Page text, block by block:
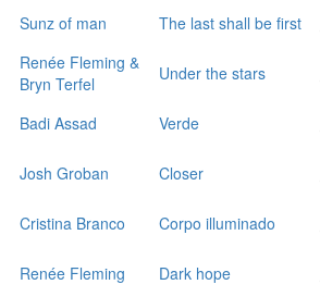
Sunz of man
The last shall be first
Renée Fleming &
Bryn Terfel
Under the stars
Badi Assad
Verde
Josh Groban Closer
Cristina Branco
Corpo illuminado
Renée Fleming Dark hope